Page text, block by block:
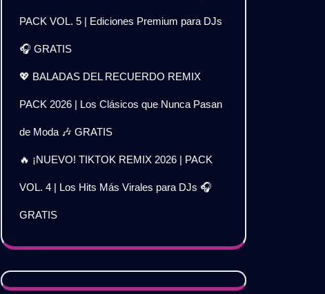
PACK VOL. 5 | Ediciones Premium para DJs
🎧 GRATIS
💖 BALADAS DEL RECUERDO REMIX
PACK 2026 | Los Clásicos que Nunca Pasan
de Moda 🎶 GRATIS
🔥 ¡NUEVO! TIKTOK REMIX 2026 | PACK
VOL. 4 | Los Hits Más Virales para DJs 🎧
GRATIS